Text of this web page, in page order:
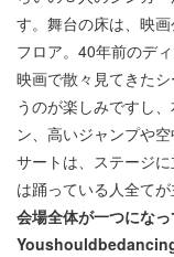
す。舞台の床は、映
フロア。40年前のデ
映画で散々見てきた
うのが楽しみですし
ン、高いジャンプや
サートは、ステージ
は踊っている人全てが
会場全体が一つになっ